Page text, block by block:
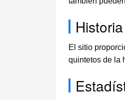
El sitio
quintetos de la